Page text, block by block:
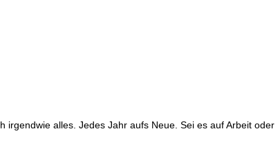
alles. Jedes Jahr aufs Neue. Sei es auf Arbeit oder